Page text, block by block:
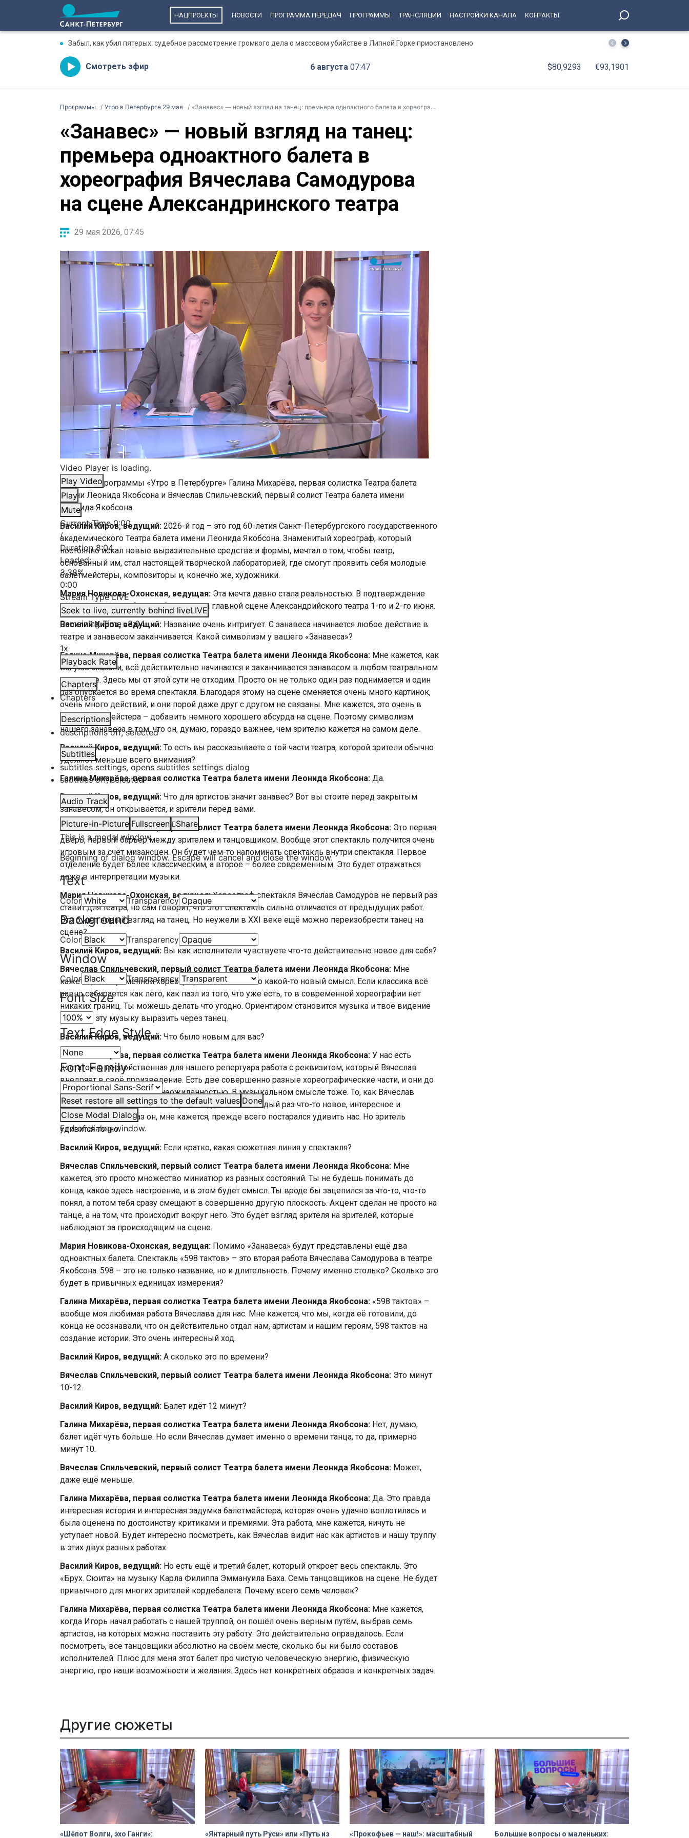
НАЦПРОЕКТЫ НОВОСТИ ПРОГРАММА ПЕРЕДАЧ ПРОГРАММЫ ТРАНСЛЯЦИИ НАСТРОЙКИ КАНАЛА КОНТАКТЫ
Забыл, как убил пятерых: судебное рассмотрение громкого дела о массовом убийстве в Липной Горке приостановлено В Петербурге принят Единый стандарт обслуживания
Смотреть эфир 6 августа 07:47 $80,9293 €93,1901
Программы Утро в Петербурге 29 мая «Занавес» — новый взгляд на танец: премьера одноактного балета в хореография Вячеслава Самодурова на сцене Александринского театра
«Занавес» — новый взгляд на танец:
премьера одноактного балета в
хореография Вячеслава Самодурова
на сцене Александринского театра
29 мая 2026, 07:45
Video Player is loading.
Play Video
Play
Mute
Current Time0:00
/
Duration8:04
Loaded:
3.38%
0:00
Stream TypeLIVE
Seek to live, currently behind liveLIVE
Remaining Time-8:04
1x
Playback Rate
Chapters
Chapters
Descriptions
descriptions off, selected
Subtitles
subtitles settings, opens subtitles settings dialog
subtitles off, selected
Audio Track
Picture-in-Picture Fullscreen
Share
This is a modal window.
Beginning of dialog window. Escape will cancel and close the window.
Text
Color Transparency
Background
Color Transparency
Window
Color Transparency
Font Size
Text Edge Style
Font Family
Reset restore all settings to the default values Done
Close Modal Dialog
End of dialog window.
В гостях у программы «Утро в Петербурге» Галина Михарёва, первая солистка Театра балета
имени Леонида Якобсона и Вячеслав Спильчевский, первый солист Театра балета имени
Леонида Якобсона.
Василий Киров, ведущий: 2026-й год – это год 60-летия Санкт-Петербургского государственного
академического Театра балета имени Леонида Якобсона. Знаменитый хореограф, который
постоянно искал новые выразительные средства и формы, мечтал о том, чтобы театр,
основанный им, стал настоящей творческой лабораторией, где смогут проявить себя молодые
балетмейстеры, композиторы и, конечно же, художники.
Мария Новикова-Охонская, ведущая: Эта мечта давно стала реальностью. В подтверждение
этому – премьера балета «Занавес» на главной сцене Александрийского театра 1-го и 2-го июня.
Василий Киров, ведущий: Название очень интригует. С занавеса начинается любое действие в
театре и занавесом заканчивается. Какой символизм у вашего «Занавеса»?
Галина Михарёва, первая солистка Театра балета имени Леонида Якобсона: Мне кажется, как
вы уже сказали, всё действительно начинается и заканчивается занавесом в любом театральном
спектакле. Здесь мы от этой сути не отходим. Просто он не только один раз поднимается и один
раз опускается во время спектакля. Благодаря этому на сцене сменяется очень много картинок,
очень много действий, и они порой даже друг с другом не связаны. Мне кажется, это очень в
стиле балетмейстера – добавить немного хорошего абсурда на сцене. Поэтому символизм
нашего занавеса в том, что он, думаю, гораздо важнее, чем зрителю кажется на самом деле.
Василий Киров, ведущий: То есть вы рассказываете о той части театра, которой зрители обычно
уделяют меньше всего внимания?
Галина Михарёва, первая солистка Театра балета имени Леонида Якобсона: Да.
Василий Киров, ведущий: Что для артистов значит занавес? Вот вы стоите перед закрытым
занавесом, он открывается, и зрители перед вами.
Вячеслав Спильчевский, первый солист Театра балета имени Леонида Якобсона: Это первая
дверь, первый барьер между зрителем и танцовщиком. Вообще этот спектакль получится очень
игровым за счёт мизансцен. Он будет чем-то напоминать спектакль внутри спектакля. Первое
отделение будет более классическим, а второе – более современным. Это будет отражаться
даже в интерпретации музыки.
Мария Новикова-Охонская, ведущая:Хореограф спектакля Вячеслав Самодуров не первый раз
ставит для театра, но сам говорит, что этот спектакль сильно отличается от предыдущих работ.
Это будет новый взгляд на танец. Но неужели в XXI веке ещё можно переизобрести танец на
сцене?
Василий Киров, ведущий: Вы как исполнители чувствуете что-то действительно новое для себя?
Вячеслав Спильчевский, первый солист Театра балета имени Леонида Якобсона: Мне
кажется, в современной хореографии это постоянно какой-то новый смысл. Если классика всё
равно собирается как лего, как пазл из того, что уже есть, то в современной хореографии нет
никаких границ. Ты можешь делать что угодно. Ориентиром становится музыка и твоё видение
того, как эту музыку выразить через танец.
Василий Киров, ведущий: Что было новым для вас?
Галина Михарёва, первая солистка Театра балета имени Леонида Якобсона: У нас есть
достаточно несвойственная для нашего репертуара работа с реквизитом, который Вячеслав
внедряет в своё произведение. Есть две совершенно разные хореографические части, и они до
последнего были для нас неожиданностью. В музыкальном смысле тоже. То, как Вячеслав
работает с музыкальным материалом, для меня каждый раз что-то новое, интересное и
необычное. В этот раз он, мне кажется, прежде всего постарался удивить нас. Но зритель
удивится точно.
Василий Киров, ведущий: Если кратко, какая сюжетная линия у спектакля?
Вячеслав Спильчевский, первый солист Театра балета имени Леонида Якобсона: Мне
кажется, это просто множество миниатюр из разных состояний. Ты не будешь понимать до
конца, какое здесь настроение, и в этом будет смысл. Ты вроде бы зацепился за что-то, что-то
понял, а потом тебя сразу смещают в совершенно другую плоскость. Акцент сделан не просто на
танце, а на том, что происходит вокруг него. Это будет взгляд зрителя на зрителей, которые
наблюдают за происходящим на сцене.
Мария Новикова-Охонская, ведущая: Помимо «Занавеса» будут представлены ещё два
одноактных балета. Спектакль «598 тактов» – это вторая работа Вячеслава Самодурова в театре
Якобсона. 598 – это не только название, но и длительность. Почему именно столько? Сколько это
будет в привычных единицах измерения?
Галина Михарёва, первая солистка Театра балета имени Леонида Якобсона: «598 тактов» –
вообще моя любимая работа Вячеслава для нас. Мне кажется, что мы, когда её готовили, до
конца не осознавали, что он действительно отдал нам, артистам и нашим героям, 598 тактов на
создание истории. Это очень интересный ход.
Василий Киров, ведущий: А сколько это по времени?
Вячеслав Спильчевский, первый солист Театра балета имени Леонида Якобсона: Это минут
10-12.
Василий Киров, ведущий: Балет идёт 12 минут?
Галина Михарёва, первая солистка Театра балета имени Леонида Якобсона: Нет, думаю,
балет идёт чуть больше. Но если Вячеслав думает именно о времени танца, то да, примерно
минут 10.
Вячеслав Спильчевский, первый солист Театра балета имени Леонида Якобсона: Может,
даже ещё меньше.
Галина Михарёва, первая солистка Театра балета имени Леонида Якобсона: Да. Это правда
интересная история и интересная задумка балетмейстера, которая очень удачно воплотилась и
была оценена по достоинству критиками и премиями. Эта работа, мне кажется, ничуть не
уступает новой. Будет интересно посмотреть, как Вячеслав видит нас как артистов и нашу труппу
в этих двух разных работах.
Василий Киров, ведущий: Но есть ещё и третий балет, который откроет весь спектакль. Это
«Брух. Сюита» на музыку Карла Филиппа Эммануила Баха. Семь танцовщиков на сцене. Не будет
привычного для многих зрителей кордебалета. Почему всего семь человек?
Галина Михарёва, первая солистка Театра балета имени Леонида Якобсона: Мне кажется,
когда Игорь начал работать с нашей труппой, он пошёл очень верным путём, выбрав семь
артистов, на которых можно поставить эту работу. Это действительно оправдалось. Если
посмотреть, все танцовщики абсолютно на своём месте, сколько бы ни было составов
исполнителей. Плюс для меня этот балет про чистую человеческую энергию, физическую
энергию, про наши возможности и желания. Здесь нет конкретных образов и конкретных задач.
Другие сюжеты
«Шёпот Волги, эхо Ганги»: «Янтарный путь Руси» или «Путь из «Прокофьев — наш!»: масштабный Большие вопросы о маленьких: